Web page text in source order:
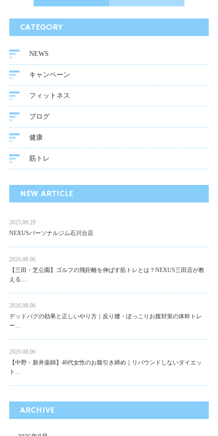
CATEGORY
NEWS
キャンペーン
フィットネス
ブログ
健康
筋トレ
NEW ARTICLE
2025.09.29
NEXUSパーソナルジム石川台店
2026.08.06
【三田・芝公園】ゴルフの飛距離を伸ばす筋トレとは？NEXUS三田店が教
える…
2026.08.06
デッドバグの効果と正しいやり方｜反り腰・ぽっこりお腹対策の体幹トレ
ー…
2026.08.06
【中野・新井薬師】40代女性のお腹引き締め｜リバウンドしないダイエッ
ト…
ARCHIVE